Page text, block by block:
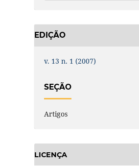
EDIÇÃO
v. 13 n. 1 (2007)
SEÇÃO
Artigos
LICENÇA